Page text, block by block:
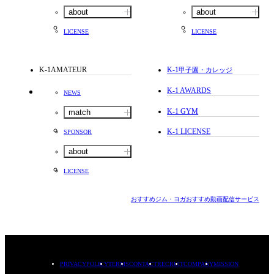
about
LICENSE
about
LICENSE
K-1AMATEUR
NEWS
match
SPONSOR
about
LICENSE
K-1甲子園・カレッジ
K-1 AWARDS
K-1 GYM
K-1 LICENSE
おすすめジム・ヨガおすすめ動画配信サービス
PRIVACYPOLICYTERMSCONTACTRECRUITCOMPANYMISSION